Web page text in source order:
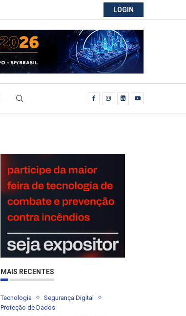
LOGIN
MAIS RECENTES
Tecnologia
Segurança Digital
Proteção de Dados